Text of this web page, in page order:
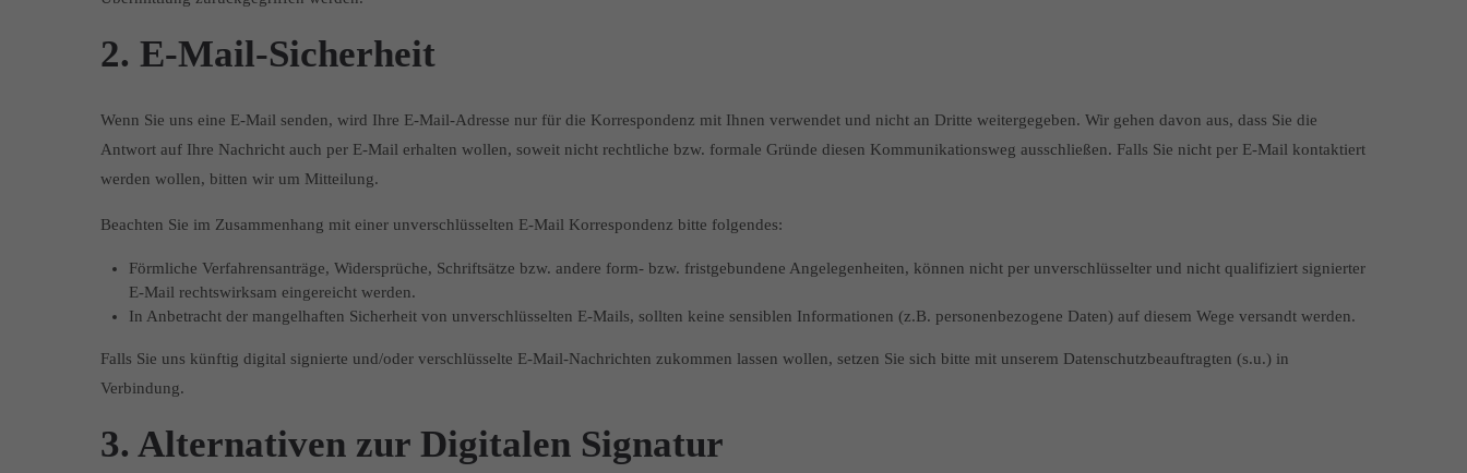
2. E-Mail-Sicherheit
Wenn Sie uns eine E-Mail senden, wird Ihre E-Mail-Adresse nur für die Korrespondenz mit Ihnen verwendet und nicht an Dritte weitergegeben. Wir gehen davon aus, dass Sie die
Antwort auf Ihre Nachricht auch per E-Mail erhalten wollen, soweit nicht rechtliche bzw. formale Gründe diesen Kommunikationsweg ausschließen. Falls Sie nicht per E-Mail kontaktiert
werden wollen, bitten wir um Mitteilung.
Beachten Sie im Zusammenhang mit einer unverschlüsselten E-Mail Korrespondenz bitte folgendes:
Förmliche Verfahrensanträge, Widersprüche, Schriftsätze bzw. andere form- bzw. fristgebundene Angelegenheiten, können nicht per unverschlüsselter und nicht qualifiziert signierter
E-Mail rechtswirksam eingereicht werden.
In Anbetracht der mangelhaften Sicherheit von unverschlüsselten E-Mails, sollten keine sensiblen Informationen (z.B. personenbezogene Daten) auf diesem Wege versandt werden.
Falls Sie uns künftig digital signierte und/oder verschlüsselte E-Mail-Nachrichten zukommen lassen wollen, setzen Sie sich bitte mit unserem Datenschutzbeauftragten (s.u.) in
Verbindung.
3. Alternativen zur Digitalen Signatur